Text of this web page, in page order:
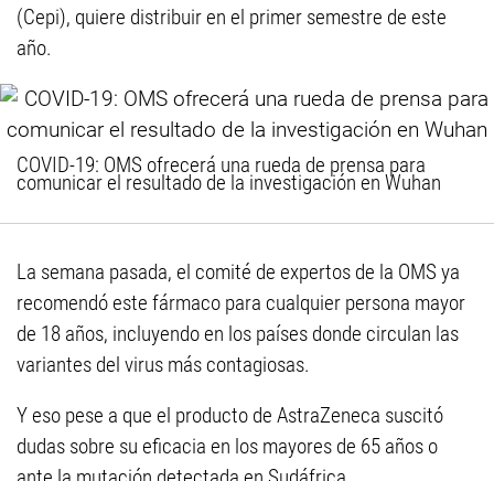
(Cepi), quiere distribuir en el primer semestre de este
año.
COVID-19: OMS ofrecerá una rueda de prensa para
comunicar el resultado de la investigación en Wuhan
La semana pasada, el comité de expertos de la OMS ya
recomendó este fármaco para cualquier persona mayor
de 18 años, incluyendo en los países donde circulan las
variantes del virus más contagiosas.
Y eso pese a que el producto de AstraZeneca suscitó
dudas sobre su eficacia en los mayores de 65 años o